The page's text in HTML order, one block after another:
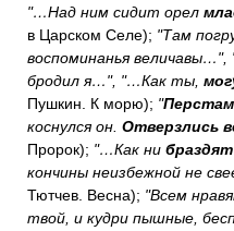
"…Над ним сидит орел
в Царском Селе); "Там
воспоминанья величавы…",
бродил я…", "…Как ты,
Пушкин. К морю); "
коснулся он. Отверзлись
Пророк); "…Как ни
кончины неизбежной не
Тютчев. Весна); "Всем
твой, и кудри пышные,